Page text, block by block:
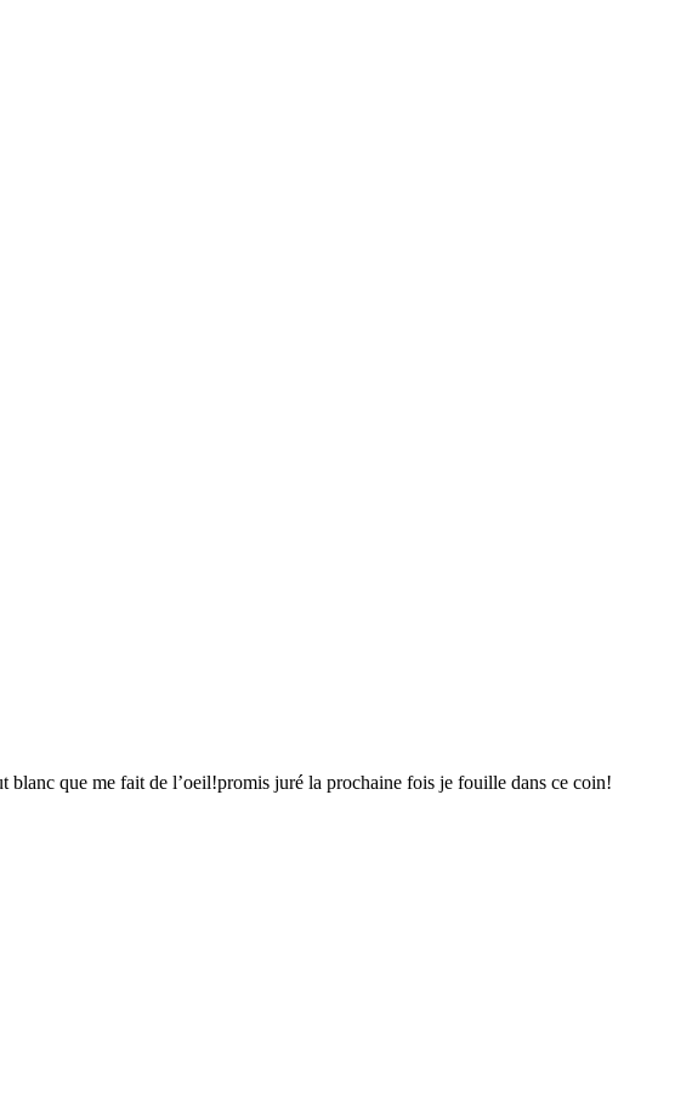
blanc que me fait de l’oeil!promis juré la prochaine fois je fouille dans ce coin!